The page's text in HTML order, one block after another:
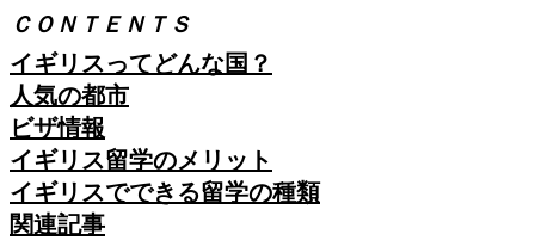
ＣＯＮＴＥＮＴＳ
イギリスってどんな国？
人気の都市
ビザ情報
イギリス留学のメリット
イギリスでできる留学の種類
関連記事